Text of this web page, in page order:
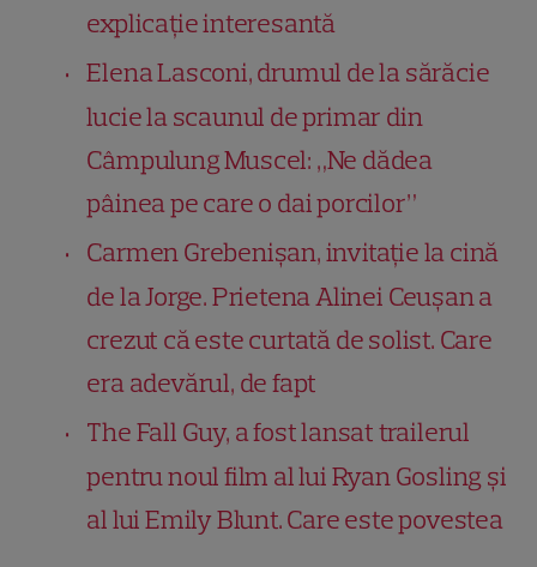
explicație interesantă
Elena Lasconi, drumul de la sărăcie
lucie la scaunul de primar din
Câmpulung Muscel: „Ne dădea
pâinea pe care o dai porcilor”
Carmen Grebenișan, invitație la cină
de la Jorge. Prietena Alinei Ceușan a
crezut că este curtată de solist. Care
era adevărul, de fapt
The Fall Guy, a fost lansat trailerul
pentru noul film al lui Ryan Gosling și
al lui Emily Blunt. Care este povestea